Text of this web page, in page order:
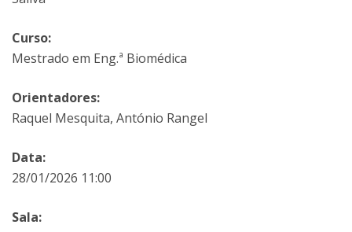
Curso:
Mestrado em Eng.ª Biomédica
Orientadores:
Raquel Mesquita, António Rangel
Data:
28/01/2026 11:00
Sala: